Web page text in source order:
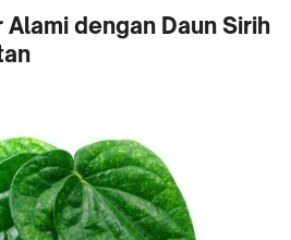
dengan Daun Sirih